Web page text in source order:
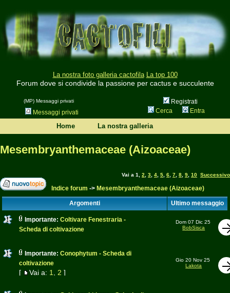
La nostra foto galleria cactofila La top 100
Forum dove si condivide la passione per cactus e succulente
(MP) Messaggi privati
Registrati
Messaggi privati
Cerca Entra
Home La nostra galleria
Mesembryanthemaceae (Aizoaceae)
Vai a 1 2 3 4 5 6 7 8 9 10 Successivo
Indice forum -> Mesembryanthemaceae (Aizoaceae)
Argomenti Ultimo messaggio
Importante: Coltivare Fenestraria -
Scheda di coltivazione
Dom 07 Dic 25
BobSisca
Importante: Conophytum - Scheda di
coltivazione
[ Vai a: 1 2 ]
Gio 20 Nov 25
Lakota